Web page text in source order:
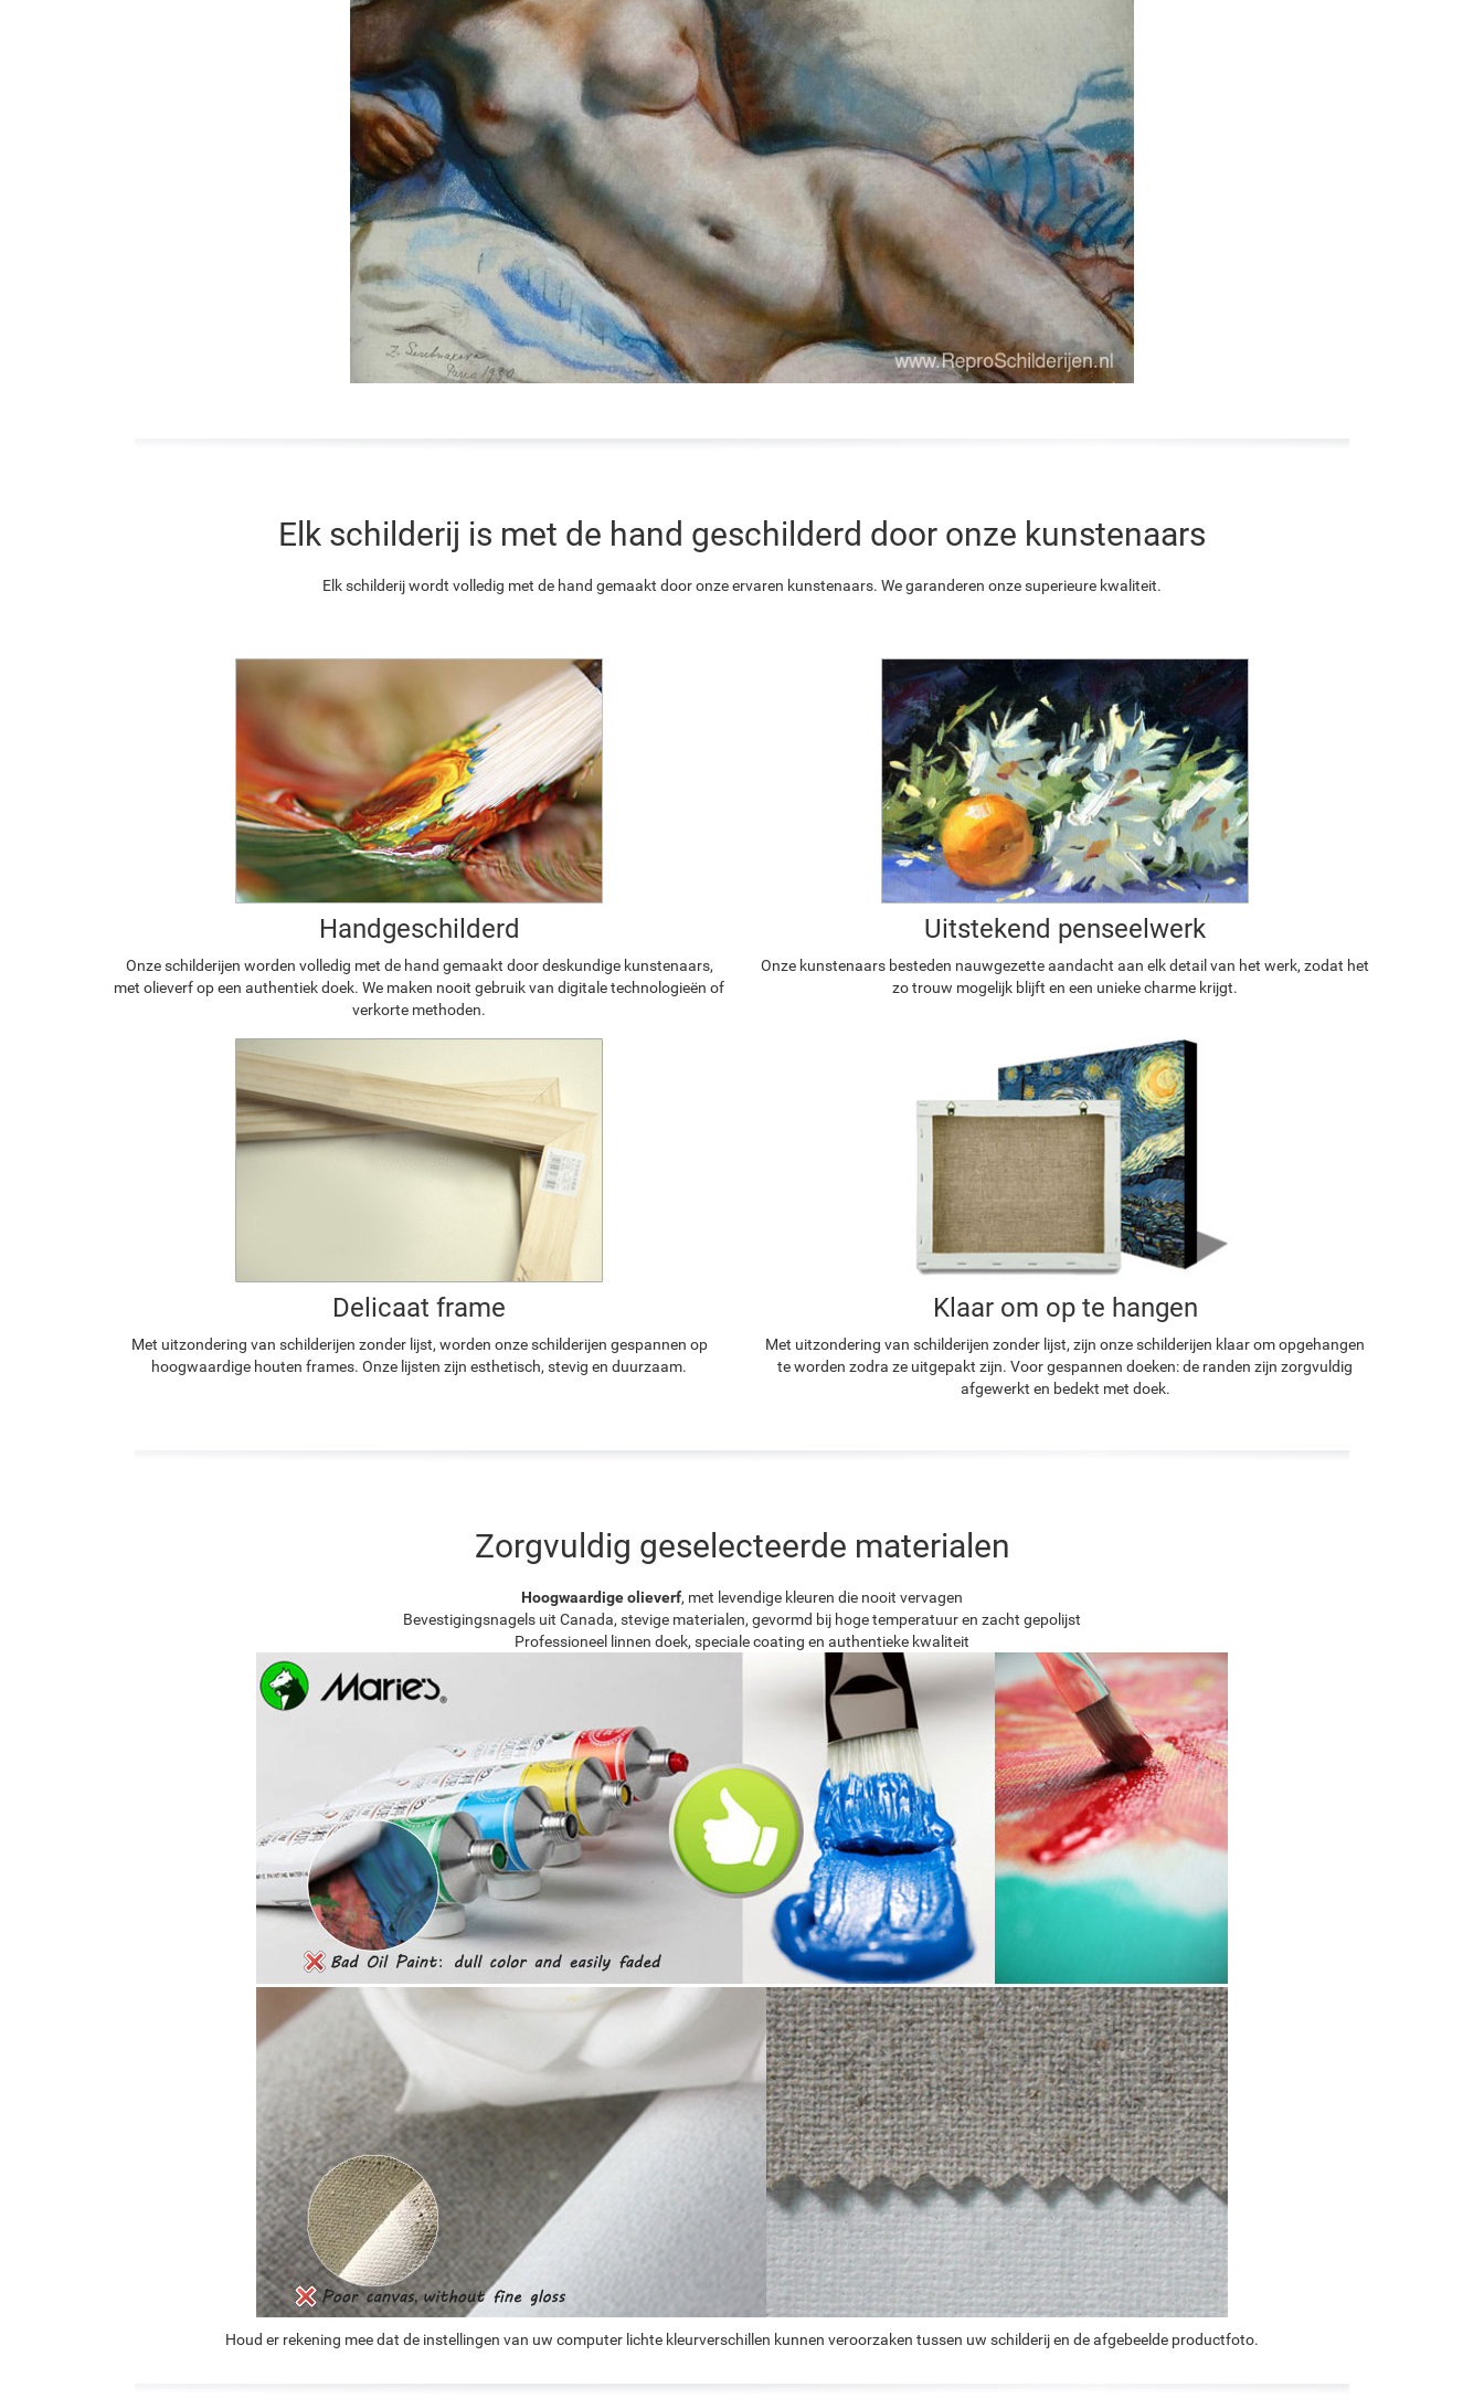
Elk schilderij is met de hand geschilderd door onze kunstenaars
Elk schilderij wordt volledig met de hand gemaakt door onze ervaren kunstenaars. We garanderen onze superieure kwaliteit.
Handgeschilderd
Onze schilderijen worden volledig met de hand gemaakt door deskundige kunstenaars,
met olieverf op een authentiek doek. We maken nooit gebruik van digitale technologieën of
verkorte methoden.
Uitstekend penseelwerk
Onze kunstenaars besteden nauwgezette aandacht aan elk detail van het werk, zodat het
zo trouw mogelijk blijft en een unieke charme krijgt.
Delicaat frame
Met uitzondering van schilderijen zonder lijst, worden onze schilderijen gespannen op
hoogwaardige houten frames. Onze lijsten zijn esthetisch, stevig en duurzaam.
Klaar om op te hangen
Met uitzondering van schilderijen zonder lijst, zijn onze schilderijen klaar om opgehangen
te worden zodra ze uitgepakt zijn. Voor gespannen doeken: de randen zijn zorgvuldig
afgewerkt en bedekt met doek.
Zorgvuldig geselecteerde materialen
Hoogwaardige olieverf, met levendige kleuren die nooit vervagen
Bevestigingsnagels uit Canada, stevige materialen, gevormd bij hoge temperatuur en zacht gepolijst
Professioneel linnen doek, speciale coating en authentieke kwaliteit
Houd er rekening mee dat de instellingen van uw computer lichte kleurverschillen kunnen veroorzaken tussen uw schilderij en de afgebeelde productfoto.